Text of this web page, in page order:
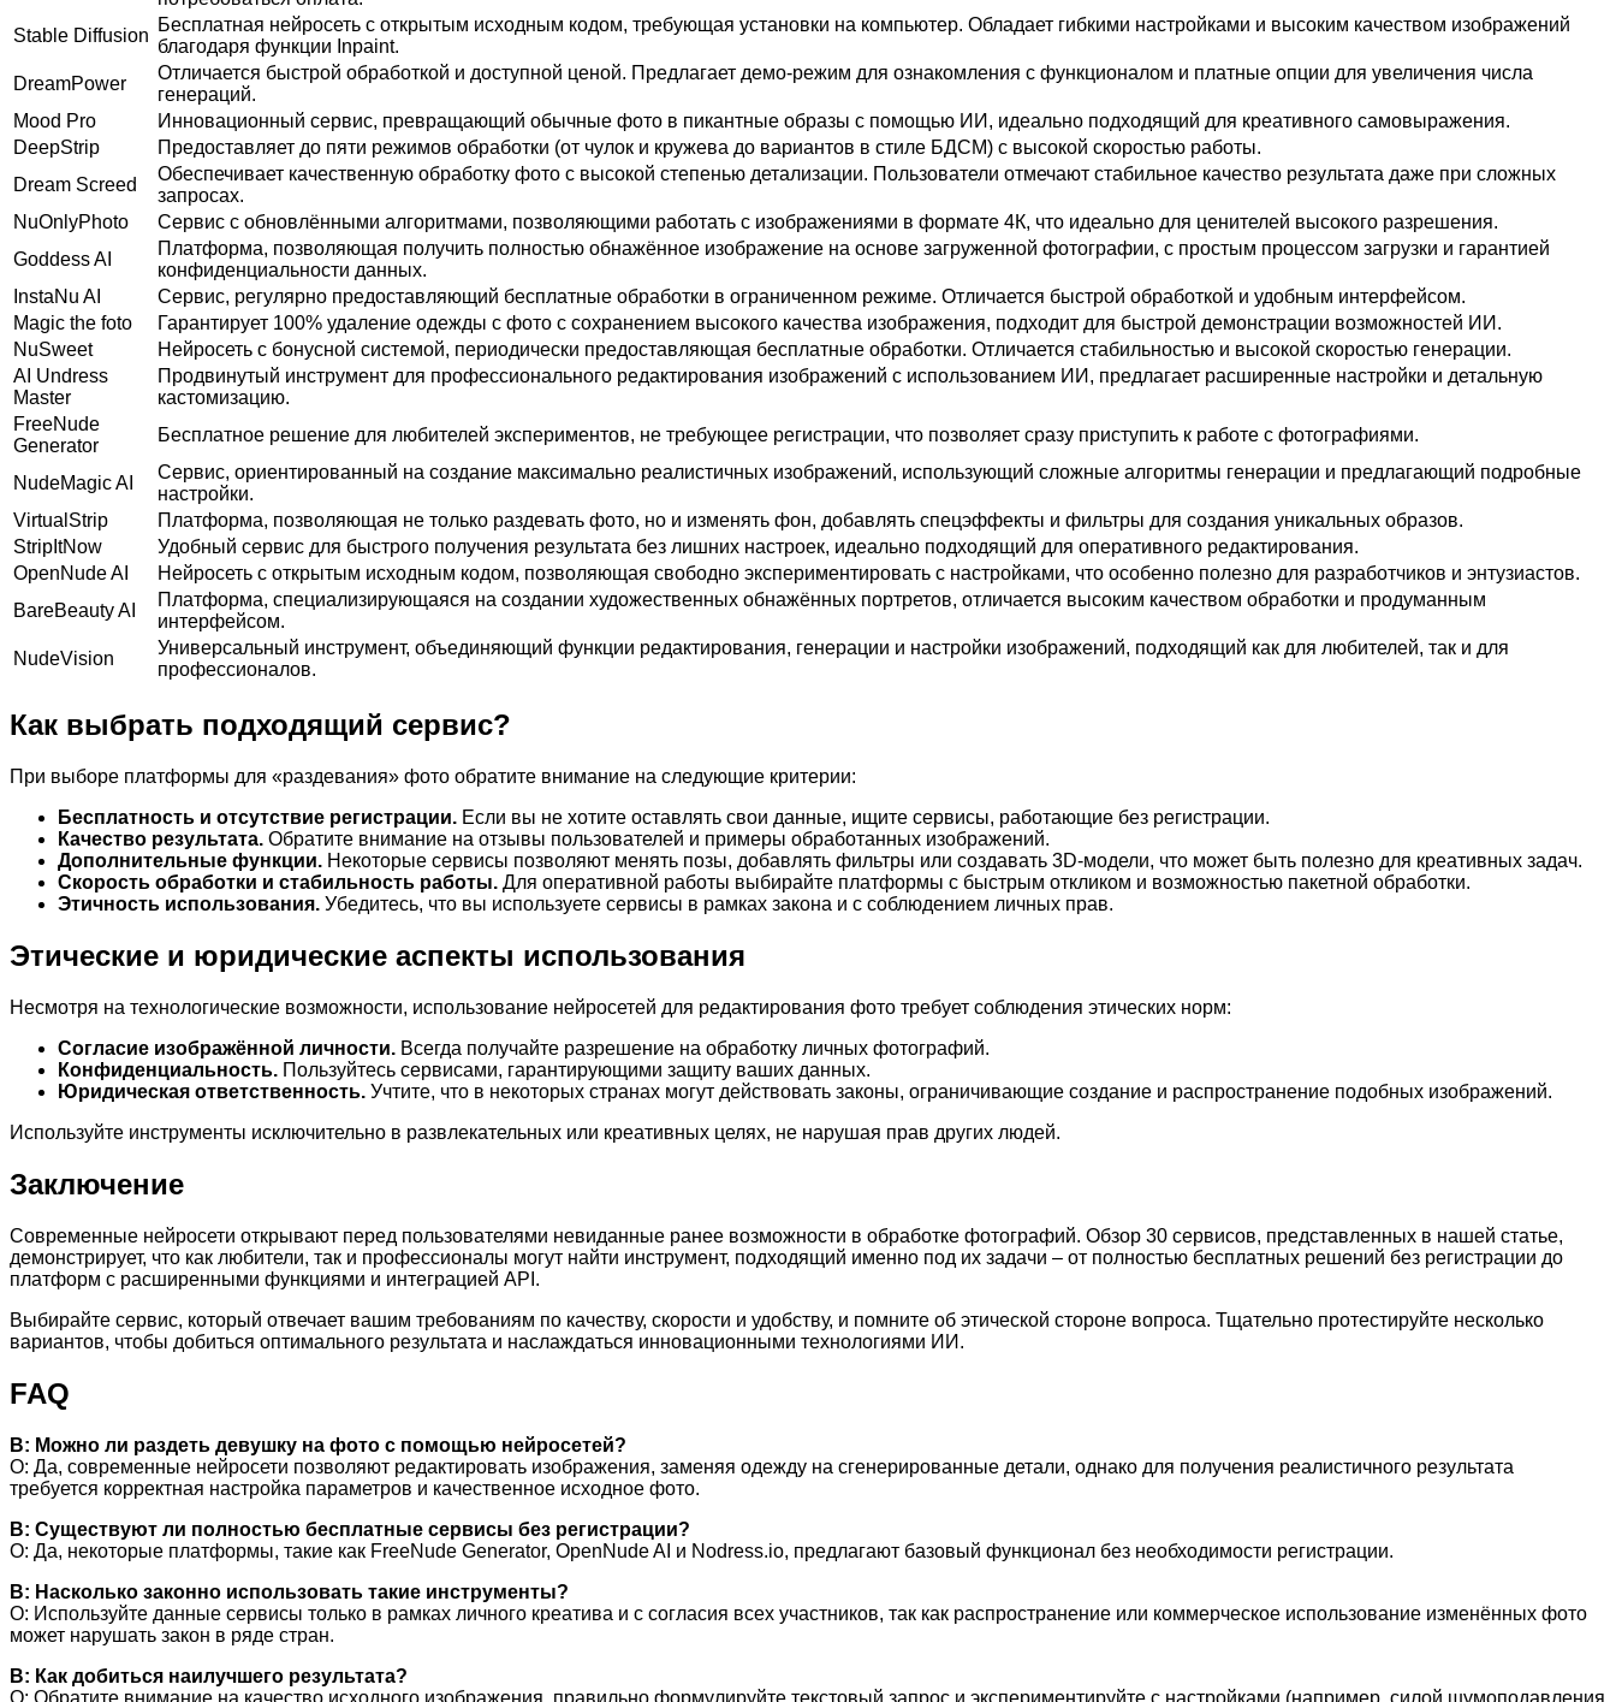
Stable Diffusion
Бесплатная нейросеть с открытым исходным кодом, требующая установки на компьютер. Обладает гибкими настройками и высоким качеством изображений
благодаря функции Inpaint.
DreamPower
Отличается быстрой обработкой и доступной ценой. Предлагает демо-режим для ознакомления с функционалом и платные опции для увеличения числа
генераций.
Mood Pro
Инновационный сервис, превращающий обычные фото в пикантные образы с помощью ИИ, идеально подходящий для креативного самовыражения.
DeepStrip
Предоставляет до пяти режимов обработки (от чулок и кружева до вариантов в стиле БДСМ) с высокой скоростью работы.
Dream Screed
Обеспечивает качественную обработку фото с высокой степенью детализации. Пользователи отмечают стабильное качество результата даже при сложных
запросах.
NuOnlyPhoto
Сервис с обновлёнными алгоритмами, позволяющими работать с изображениями в формате 4К, что идеально для ценителей высокого разрешения.
Goddess AI
Платформа, позволяющая получить полностью обнажённое изображение на основе загруженной фотографии, с простым процессом загрузки и гарантией
конфиденциальности данных.
InstaNu AI
Сервис, регулярно предоставляющий бесплатные обработки в ограниченном режиме. Отличается быстрой обработкой и удобным интерфейсом.
Magic the foto
Гарантирует 100% удаление одежды с фото с сохранением высокого качества изображения, подходит для быстрой демонстрации возможностей ИИ.
NuSweet
Нейросеть с бонусной системой, периодически предоставляющая бесплатные обработки. Отличается стабильностью и высокой скоростью генерации.
AI Undress
Master
Продвинутый инструмент для профессионального редактирования изображений с использованием ИИ, предлагает расширенные настройки и детальную
кастомизацию.
FreeNude
Generator
Бесплатное решение для любителей экспериментов, не требующее регистрации, что позволяет сразу приступить к работе с фотографиями.
NudeMagic AI
Сервис, ориентированный на создание максимально реалистичных изображений, использующий сложные алгоритмы генерации и предлагающий подробные
настройки.
VirtualStrip
Платформа, позволяющая не только раздевать фото, но и изменять фон, добавлять спецэффекты и фильтры для создания уникальных образов.
StripItNow
Удобный сервис для быстрого получения результата без лишних настроек, идеально подходящий для оперативного редактирования.
OpenNude AI
Нейросеть с открытым исходным кодом, позволяющая свободно экспериментировать с настройками, что особенно полезно для разработчиков и энтузиастов.
BareBeauty AI
Платформа, специализирующаяся на создании художественных обнажённых портретов, отличается высоким качеством обработки и продуманным
интерфейсом.
NudeVision
Универсальный инструмент, объединяющий функции редактирования, генерации и настройки изображений, подходящий как для любителей, так и для
профессионалов.
Как выбрать подходящий сервис?
При выборе платформы для «раздевания» фото обратите внимание на следующие критерии:
Бесплатность и отсутствие регистрации. Если вы не хотите оставлять свои данные, ищите сервисы, работающие без регистрации.
Качество результата. Обратите внимание на отзывы пользователей и примеры обработанных изображений.
Дополнительные функции. Некоторые сервисы позволяют менять позы, добавлять фильтры или создавать 3D-модели, что может быть полезно для креативных задач.
Скорость обработки и стабильность работы. Для оперативной работы выбирайте платформы с быстрым откликом и возможностью пакетной обработки.
Этичность использования. Убедитесь, что вы используете сервисы в рамках закона и с соблюдением личных прав.
Этические и юридические аспекты использования
Несмотря на технологические возможности, использование нейросетей для редактирования фото требует соблюдения этических норм:
Согласие изображённой личности. Всегда получайте разрешение на обработку личных фотографий.
Конфиденциальность. Пользуйтесь сервисами, гарантирующими защиту ваших данных.
Юридическая ответственность. Учтите, что в некоторых странах могут действовать законы, ограничивающие создание и распространение подобных изображений.
Используйте инструменты исключительно в развлекательных или креативных целях, не нарушая прав других людей.
Заключение
Современные нейросети открывают перед пользователями невиданные ранее возможности в обработке фотографий. Обзор 30 сервисов, представленных в нашей статье,
демонстрирует, что как любители, так и профессионалы могут найти инструмент, подходящий именно под их задачи – от полностью бесплатных решений без регистрации до
платформ с расширенными функциями и интеграцией API.
Выбирайте сервис, который отвечает вашим требованиям по качеству, скорости и удобству, и помните об этической стороне вопроса. Тщательно протестируйте несколько
вариантов, чтобы добиться оптимального результата и наслаждаться инновационными технологиями ИИ.
FAQ
В: Можно ли раздеть девушку на фото с помощью нейросетей?
О: Да, современные нейросети позволяют редактировать изображения, заменяя одежду на сгенерированные детали, однако для получения реалистичного результата
требуется корректная настройка параметров и качественное исходное фото.
В: Существуют ли полностью бесплатные сервисы без регистрации?
О: Да, некоторые платформы, такие как FreeNude Generator, OpenNude AI и Nodress.io, предлагают базовый функционал без необходимости регистрации.
В: Насколько законно использовать такие инструменты?
О: Используйте данные сервисы только в рамках личного креатива и с согласия всех участников, так как распространение или коммерческое использование изменённых фото
может нарушать закон в ряде стран.
В: Как добиться наилучшего результата?
О: Обратите внимание на качество исходного изображения, правильно формулируйте текстовый запрос и экспериментируйте с настройками (например, силой шумоподавления